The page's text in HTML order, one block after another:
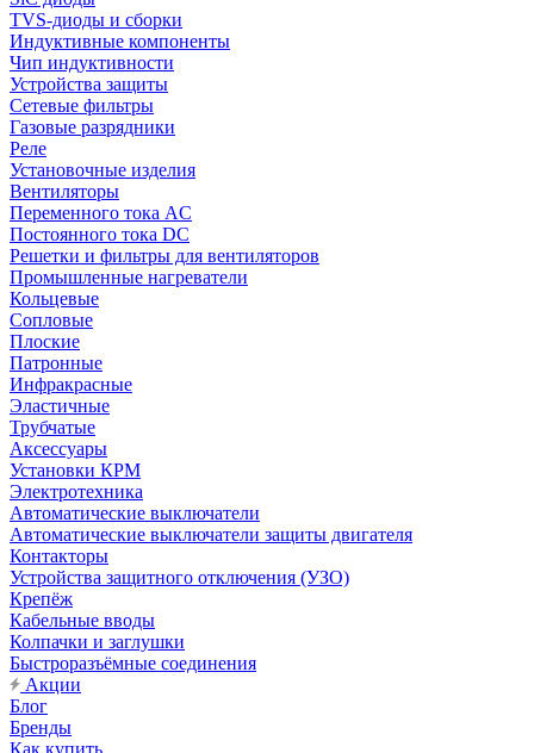
TVS-диоды и сборки
Индуктивные компоненты
Чип индуктивности
Устройства защиты
Сетевые фильтры
Газовые разрядники
Реле
Установочные изделия
Вентиляторы
Переменного тока AC
Постоянного тока DC
Решетки и фильтры для вентиляторов
Промышленные нагреватели
Кольцевые
Сопловые
Плоские
Патронные
Инфракрасные
Эластичные
Трубчатые
Аксессуары
Установки КРМ
Электротехника
Автоматические выключатели
Автоматические выключатели защиты двигателя
Контакторы
Устройства защитного отключения (УЗО)
Крепёж
Кабельные вводы
Колпачки и заглушки
Быстроразъёмные соединения
Акции
Блог
Бренды
Как купить